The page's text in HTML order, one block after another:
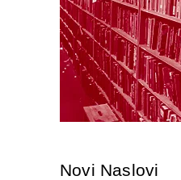
Novi Naslovi